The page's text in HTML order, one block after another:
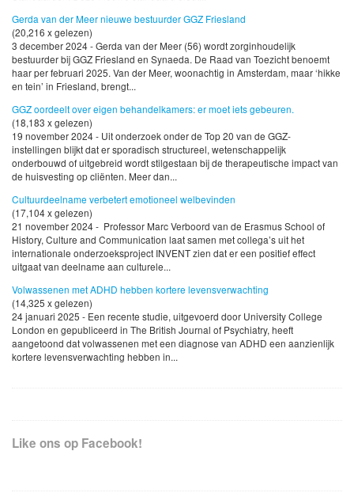
Gerda van der Meer nieuwe bestuurder GGZ Friesland
(20,216 x gelezen)
3 december 2024 - Gerda van der Meer (56) wordt zorginhoudelijk
bestuurder bij GGZ Friesland en Synaeda. De Raad van Toezicht benoemt
haar per februari 2025. Van der Meer, woonachtig in Amsterdam, maar ‘hikke
en tein’ in Friesland, brengt...
GGZ oordeelt over eigen behandelkamers: er moet iets gebeuren.
(18,183 x gelezen)
19 november 2024 - Uit onderzoek onder de Top 20 van de GGZ-
instellingen blijkt dat er sporadisch structureel, wetenschappelijk
onderbouwd of uitgebreid wordt stilgestaan bij de therapeutische impact van
de huisvesting op cliënten. Meer dan...
Cultuurdeelname verbetert emotioneel welbevinden
(17,104 x gelezen)
21 november 2024 - Professor Marc Verboord van de Erasmus School of
History, Culture and Communication laat samen met collega’s uit het
internationale onderzoeksproject INVENT zien dat er een positief effect
uitgaat van deelname aan culturele...
Volwassenen met ADHD hebben kortere levensverwachting
(14,325 x gelezen)
24 januari 2025 - Een recente studie, uitgevoerd door University College
London en gepubliceerd in The British Journal of Psychiatry, heeft
aangetoond dat volwassenen met een diagnose van ADHD een aanzienlijk
kortere levensverwachting hebben in...
Like ons op Facebook!